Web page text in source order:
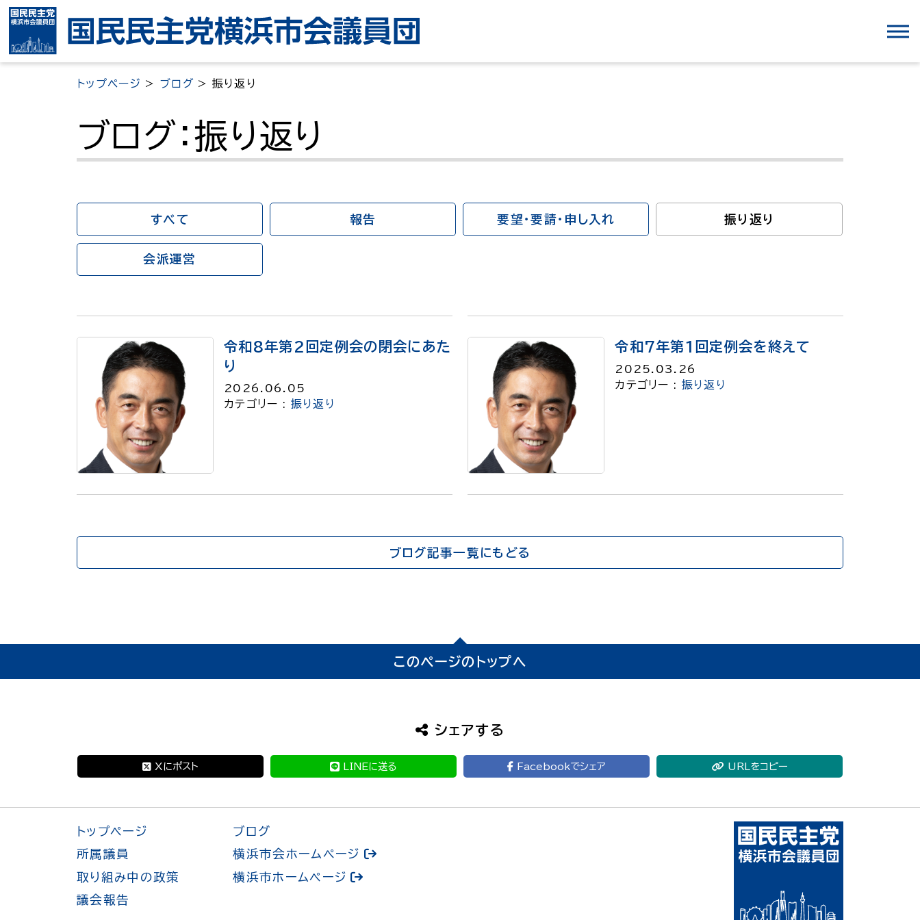
ナ
ビ
ゲ
トップページ > ブログ > 振り返り
ブログ：振り返り
すべて 報告 要望・要請・申し入れ 振り返り
会派運営
令和8年第2回定例会の閉会にあた
り
2026.06.05
カテゴリー : 振り返り
令和7年第1回定例会を終えて
2025.03.26
カテゴリー : 振り返り
ブログ記事一覧にもどる
このページのトップへ
シェアする
Xにポスト LINEに送る Facebookでシェア URLをコピー
トップページ
所属議員
取り組み中の政策
議会報告
ブログ
横浜市会ホームページ
横浜市ホームページ